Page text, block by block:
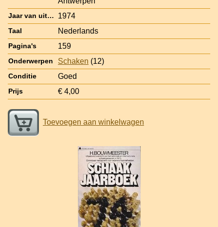
Jaar van uitgave 1974
Taal Nederlands
Pagina's 159
Onderwerpen Schaken (12)
Conditie Goed
Prijs € 4,00
Toevoegen aan winkelwagen